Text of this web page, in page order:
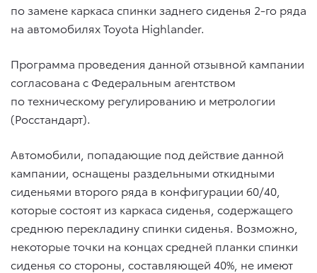
по замене каркаса спинки заднего сиденья 2-го ряда
на автомобилях Toyota Highlander.
Программа проведения данной отзывной кампании
согласована с Федеральным агентством
по техническому регулированию и метрологии
(Росстандарт).
Автомобили, попадающие под действие данной
кампании, оснащены раздельными откидными
сиденьями второго ряда в конфигурации 60/40,
которые состоят из каркаса сиденья, содержащего
среднюю перекладину спинки сиденья. Возможно,
некоторые точки на концах средней планки спинки
сиденья со стороны, составляющей 40%, не имеют